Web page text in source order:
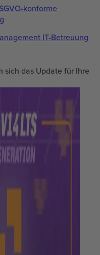
konforme
IT-Betreuung
sich das Update für Ihre